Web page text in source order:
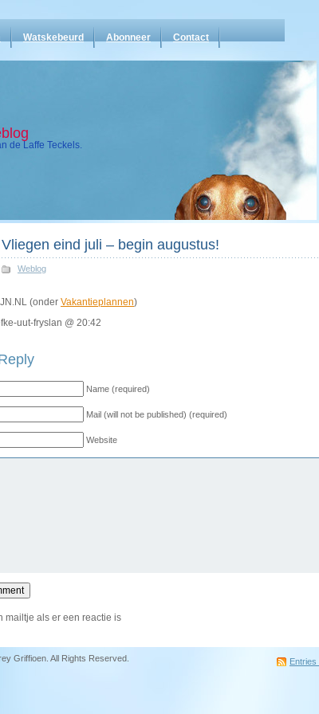
Watskebeurd Abonneer Contact
de Laffe Teckels.
Vliegen eind juli – begin augustus!
Weblog
(onder Vakantieplannen)
uut-fryslan @ 20:42
Name (required)
Mail (will not be published) (required)
Website
mailtje als er een reactie is
Griffioen. All Rights Reserved. Entries